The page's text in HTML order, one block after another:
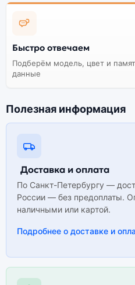
Быстро отвечаем
Подберём модель, цвет и
данные
Полезная информация
Доставка и оплата
По Санкт-Петербургу —
России — без предоплаты.
наличными или картой.
Подробнее о доставке и